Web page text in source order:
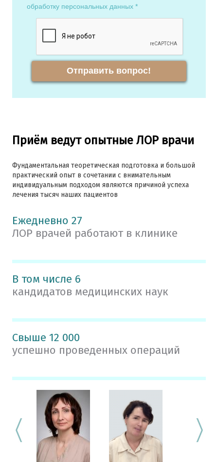
обработку персональных данных *
Отправить вопрос!
Приём ведут опытные ЛОР врачи
Фундаментальная теоретическая подготовка и большой
практический опыт в сочетании с внимательным
индивидуальным подходом являются причиной успеха
лечения тысяч наших пациентов
Ежедневно 27
ЛОР врачей работают в клинике
В том числе 6
кандидатов медицинских наук
Свыше 12 000
успешно проведенных операций